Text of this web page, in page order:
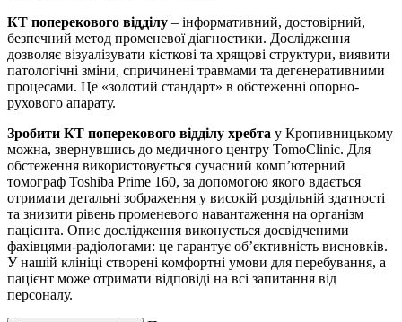
КТ поперекового відділу – інформативний, достовірний,
безпечний метод променевої діагностики. Дослідження
дозволяє візуалізувати кісткові та хрящові структури, виявити
патологічні зміни, спричинені травмами та дегенеративними
процесами. Це «золотий стандарт» в обстеженні опорно-
рухового апарату.
Зробити КТ поперекового відділу хребта у Кропивницькому
можна, звернувшись до медичного центру TomoClinic. Для
обстеження використовується сучасний комп’ютерний
томограф Toshiba Prime 160, за допомогою якого вдається
отримати детальні зображення у високій роздільній здатності
та знизити рівень променевого навантаження на організм
пацієнта. Опис дослідження виконується досвідченими
фахівцями-радіологами: це гарантує об’єктивність висновків.
У нашій клініці створені комфортні умови для перебування, а
пацієнт може отримати відповіді на всі запитання від
персоналу.